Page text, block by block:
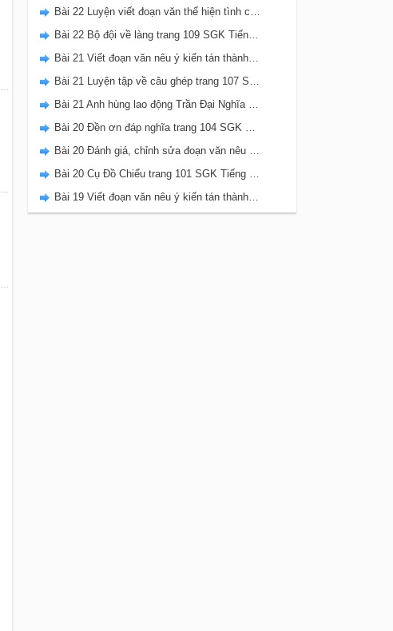
Bài 22 Luyện viết đoạn văn thể hiện tình cảm, cảm xúc về một sự việc trang 111 SGK Tiếng Việt 5 Kết nối tri thức tập 2
Bài 22 Bộ đội về làng trang 109 SGK Tiếng Việt 5 Kết nối tri thức tập 2
Bài 21 Viết đoạn văn nêu ý kiến tán thành một sự việc, hiện tượng (Bài viết số 2) trang 108 SGK Tiếng Việt 5 Kết nối tri thức tập 2
Bài 21 Luyện tập về câu ghép trang 107 SGK Tiếng Việt 5 Kết nối tri thức tập 2
Bài 21 Anh hùng lao động Trần Đại Nghĩa trang 106 SGK Tiếng Việt 5 Kết nối tri thức tập 2
Bài 20 Đền ơn đáp nghĩa trang 104 SGK Tiếng Việt 5 Kết nối tri thức tập 2
Bài 20 Đánh giá, chỉnh sửa đoạn văn nêu ý kiến tán thành một sự vật, hiện tượng trang 103 SGK Tiếng Việt 5 Kết nối tri thức tập 2
Bài 20 Cụ Đồ Chiểu trang 101 SGK Tiếng Việt 5 Kết nối tri thức tập 2
Bài 19 Viết đoạn văn nêu ý kiến tán thành một sự việc, hiện tượng (Bài viết số 1) trang 100 SGK Tiếng Việt 5 Kết nối tri thức tập 2